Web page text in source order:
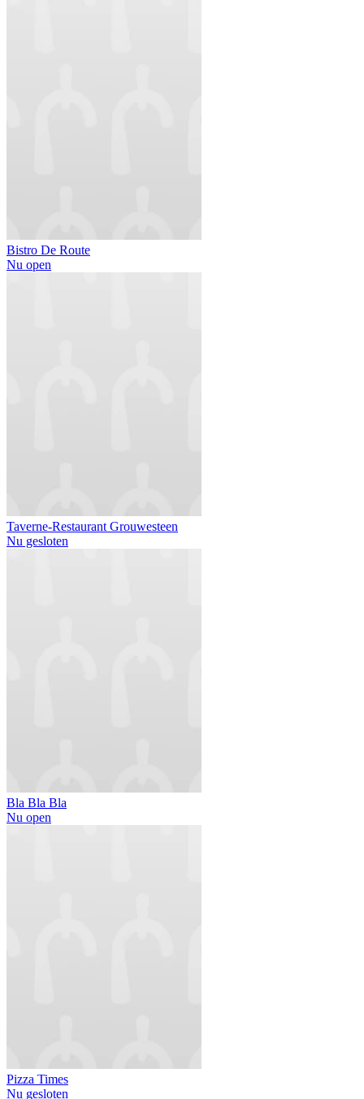
Bistro De Route
Nu open
Taverne-Restaurant Grouwesteen
Nu gesloten
Bla Bla Bla
Nu open
Pizza Times
Nu gesloten